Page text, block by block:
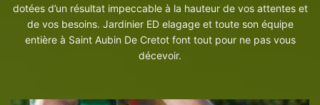
dotées d’un résultat impeccable à la hauteur de vos attentes et
de vos besoins. Jardinier ED elagage et toute son équipe
entière à Saint Aubin De Cretot font tout pour ne pas vous
décevoir.